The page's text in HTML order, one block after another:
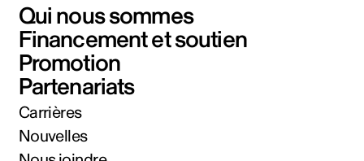
Qui nous sommes
Financement et soutien
Promotion
Partenariats
Carrières
Nouvelles